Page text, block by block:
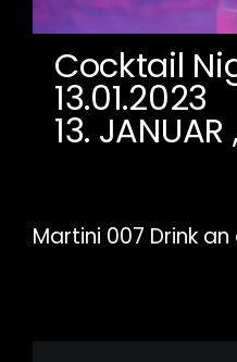
Cocktail
13.01.2023
13.
Martini 007 Drink